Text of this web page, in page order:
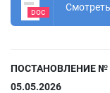
DOC Смотреть
ПОСТАНОВЛЕНИЕ №
05.05.2026